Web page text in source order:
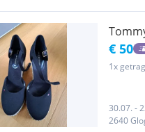
€ 50
1x
30.07. -
2640